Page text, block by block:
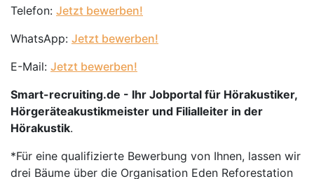
Telefon: Jetzt bewerben!
WhatsApp: Jetzt bewerben!
E-Mail: Jetzt bewerben!
Smart-recruiting.de - Ihr Jobportal für Hörakustiker,
Hörgeräteakustikmeister und Filialleiter in der
Hörakustik.
*Für eine qualifizierte Bewerbung von Ihnen, lassen wir
drei Bäume über die Organisation Eden Reforestation